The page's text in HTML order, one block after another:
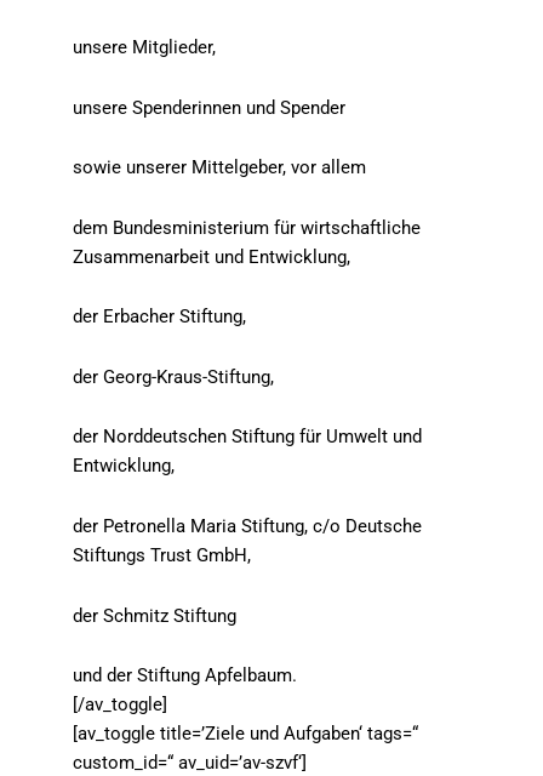
unsere Mitglieder,
unsere Spenderinnen und Spender
sowie unserer Mittelgeber, vor allem
dem Bundesministerium für wirtschaftliche
Zusammenarbeit und Entwicklung,
der Erbacher Stiftung,
der Georg-Kraus-Stiftung,
der Norddeutschen Stiftung für Umwelt und
Entwicklung,
der Petronella Maria Stiftung, c/o Deutsche
Stiftungs Trust GmbH,
der Schmitz Stiftung
und der Stiftung Apfelbaum.
[/av_toggle]
[av_toggle title=’Ziele und Aufgaben‘ tags=“
custom_id=“ av_uid=’av-szvf‘]